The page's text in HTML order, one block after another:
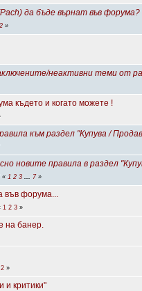
да бъде върнат във форума?
2»
неактивни теми от
където и когато можете !
към раздел "Купува /
новите правила в раздел
« 1 2 3 7»
във форума...
1 2 3»
на банер.
2»
и критики"